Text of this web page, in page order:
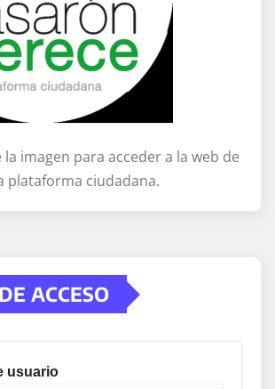
imagen para acceder a la web de
plataforma ciudadana.
ACCESO
usuario